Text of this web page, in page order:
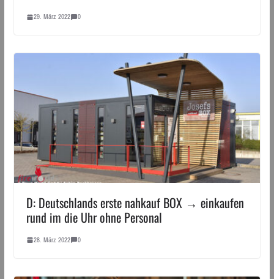
29. März 2022 0
D: Deutschlands erste nahkauf BOX → einkaufen
rund im die Uhr ohne Personal
28. März 2022 0